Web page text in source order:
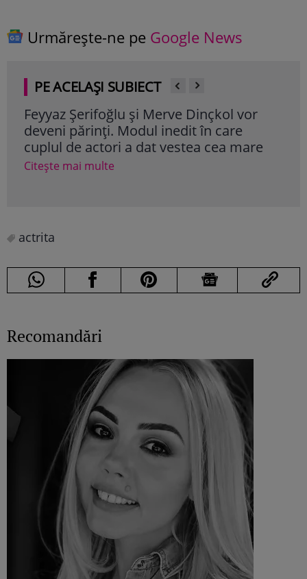
Urmărește-ne pe Google News
PE ACELAȘI SUBIECT
Feyyaz Şerifoğlu și Merve Dinçkol vor
deveni părinți. Modul inedit în care
cuplul de actori a dat vestea cea mare
Citește mai multe
actrita
Recomandări